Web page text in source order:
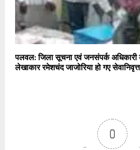
पलवल: जिला सूचना एवं जनसंपर्क अधिकारी
लेखाकार रमेशचंद जाजोरिया हो गए
0